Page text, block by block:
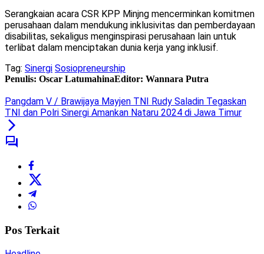
Serangkaian acara CSR KPP Minjng mencerminkan komitmen
perusahaan dalam mendukung inklusivitas dan pemberdayaan
disabilitas, sekaligus menginspirasi perusahaan lain untuk
terlibat dalam menciptakan dunia kerja yang inklusif.
Tag: Sinergi Sosiopreneurship
Penulis: Oscar LatumahinaEditor: Wannara Putra
Pangdam V / Brawijaya Mayjen TNI Rudy Saladin Tegaskan
TNI dan Polri Sinergi Amankan Nataru 2024 di Jawa Timur
Pos Terkait